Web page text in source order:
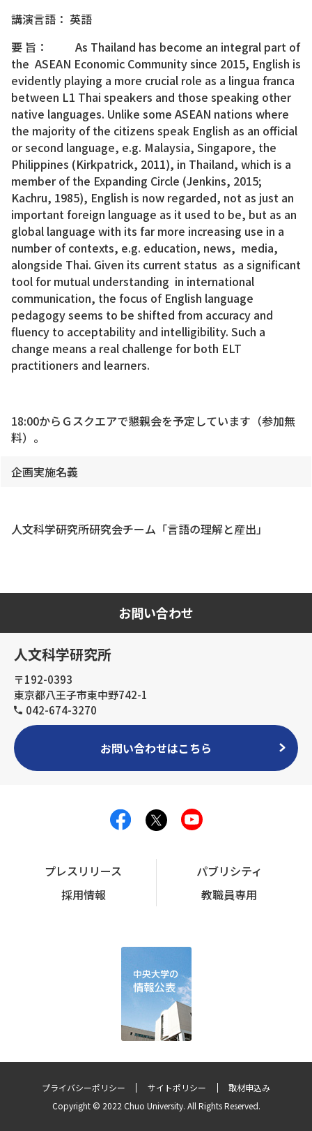
講演言語： 英語
要 旨： As Thailand has become an integral part of
the ASEAN Economic Community since 2015, English is
evidently playing a more crucial role as a lingua franca
between L1 Thai speakers and those speaking other
native languages. Unlike some ASEAN nations where
the majority of the citizens speak English as an official
or second language, e.g. Malaysia, Singapore, the
Philippines (Kirkpatrick, 2011), in Thailand, which is a
member of the Expanding Circle (Jenkins, 2015;
Kachru, 1985), English is now regarded, not as just an
important foreign language as it used to be, but as an
global language with its far more increasing use in a
number of contexts, e.g. education, news, media,
alongside Thai. Given its current status as a significant
tool for mutual understanding in international
communication, the focus of English language
pedagogy seems to be shifted from accuracy and
fluency to acceptability and intelligibility. Such a
change means a real challenge for both ELT
practitioners and learners.
18:00からＧスクエアで懇親会を予定しています（参加無
料）。
企画実施名義
人文科学研究所研究会チーム「言語の理解と産出」
お問い合わせ
人文科学研究所
〒192-0393
東京都八王子市東中野742-1
042-674-3270
お問い合わせはこちら
プレスリリース
パブリシティ
採用情報
教職員専用
プライバシーポリシー サイトポリシー
取材申込み
Copyright © 2022 Chuo University. All Rights Reserved.